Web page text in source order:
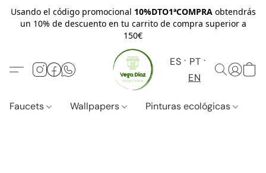
Usando el código promocional 10%DTO1ªCOMPRAobtendrás
un 10% de descuento en tu carrito de compra superior a
150€
ES
PT
EN
Faucets Wallpapers Pinturas ecológicas